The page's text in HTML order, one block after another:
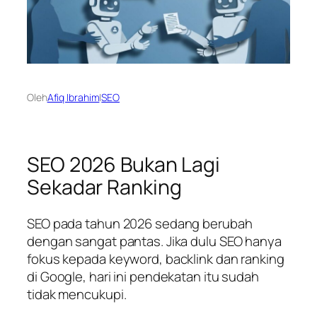
OlehAfiq Ibrahim|SEO
SEO 2026 Bukan Lagi
Sekadar Ranking
SEO pada tahun 2026 sedang berubah
dengan sangat pantas. Jika dulu SEO hanya
fokus kepada keyword, backlink dan ranking
di Google, hari ini pendekatan itu sudah
tidak mencukupi.